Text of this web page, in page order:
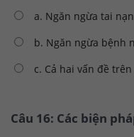
a. Ngăn ngừa tai
b. Ngăn ngừa bệnh
c. Cả hai vấn đề trên
Câu 16: Các biện